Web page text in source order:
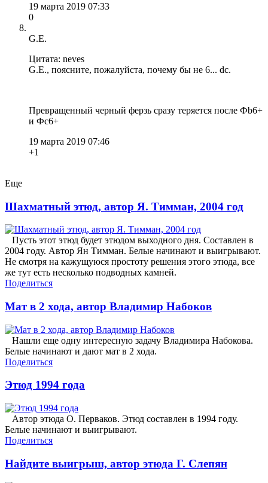
19 марта 2019 07:33
0
G.E.
Цитата: neves
G.E., поясните, пожалуйста, почему бы не 6... dc.
Превращенный черный ферзь сразу теряется после Фb6+
и Фс6+
19 марта 2019 07:46
+1
Еще
Шахматный этюд, автор Я. Тимман, 2004 год
Пусть этот этюд будет этюдом выходного дня. Составлен в
2004 году. Автор Ян Тимман. Белые начинают и выигрывают.
Не смотря на кажущуюся простоту решения этого этюда, все
же тут есть несколько подводных камней.
Поделиться
Мат в 2 хода, автор Владимир Набоков
Нашли еще одну интересную задачу Владимира Набокова.
Белые начинают и дают мат в 2 хода.
Поделиться
Этюд 1994 года
Автор этюда О. Перваков. Этюд составлен в 1994 году.
Белые начинают и выигрывают.
Поделиться
Найдите выигрыш, автор этюда Г. Слепян